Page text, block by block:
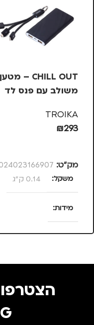
CHILL OUT – מטען
משולב עם פנס לד
TROIKA
₪293
מק”ט:
משקל 0.14 ק"ג
מידות
120 × 58 × 13